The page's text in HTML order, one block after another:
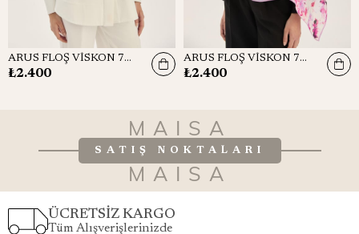
ARUS FLOŞ VİSKON 70*190CM ŞAL - MAVİ
₺2.400
ARUS FLOŞ VİSKON 70*190CM ŞAL - PEMBE
₺2.400
MAISA
SATIŞ NOKTALARI
MAISA
ÜCRETSİZ KARGO
Tüm Alışverişlerinizde